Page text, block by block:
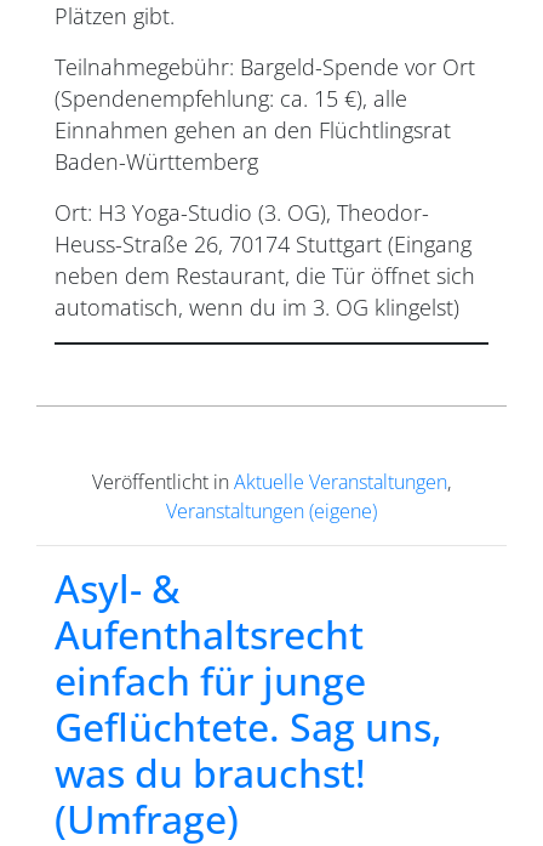
Plätzen gibt.
Teilnahmegebühr: Bargeld-Spende vor Ort
(Spendenempfehlung: ca. 15 €), alle
Einnahmen gehen an den Flüchtlingsrat
Baden-Württemberg
Ort: H3 Yoga-Studio (3. OG), Theodor-
Heuss-Straße 26, 70174 Stuttgart (Eingang
neben dem Restaurant, die Tür öffnet sich
automatisch, wenn du im 3. OG klingelst)
Veröffentlicht inAktuelle Veranstaltungen,
Veranstaltungen (eigene)
Asyl- &
Aufenthaltsrecht
einfach für junge
Geflüchtete. Sag uns,
was du brauchst!
(Umfrage)